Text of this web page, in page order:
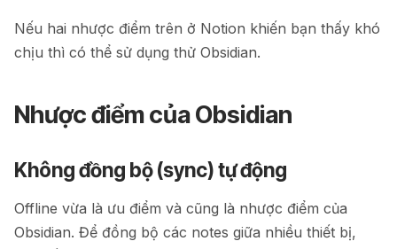
Nếu hai nhược điểm trên ở Notion khiến bạn thấy khó
chịu thì có thể sử dụng thử Obsidian.
Nhược điểm của Obsidian
Không đồng bộ (sync) tự động
Offline vừa là ưu điểm và cũng là nhược điểm của
Obsidian. Để đồng bộ các notes giữa nhiều thiết bị,